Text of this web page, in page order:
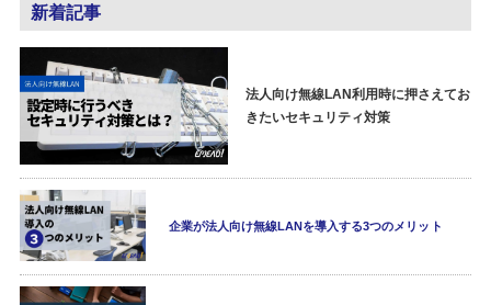
新着記事
法人向け無線LAN利用時に押さえてお
きたいセキュリティ対策
企業が法人向け無線LANを導入する3つのメリット